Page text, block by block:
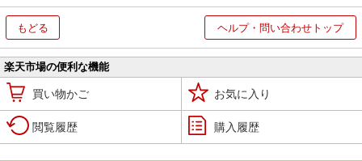
もどる ヘルプ・問い合わせトップ
楽天市場の便利な機能
買い物かご お気に入り
閲覧履歴 購入履歴